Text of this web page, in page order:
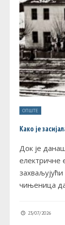
ОПШТЕ
Како је
Док је
електричне
чињеница да
23/07/2026